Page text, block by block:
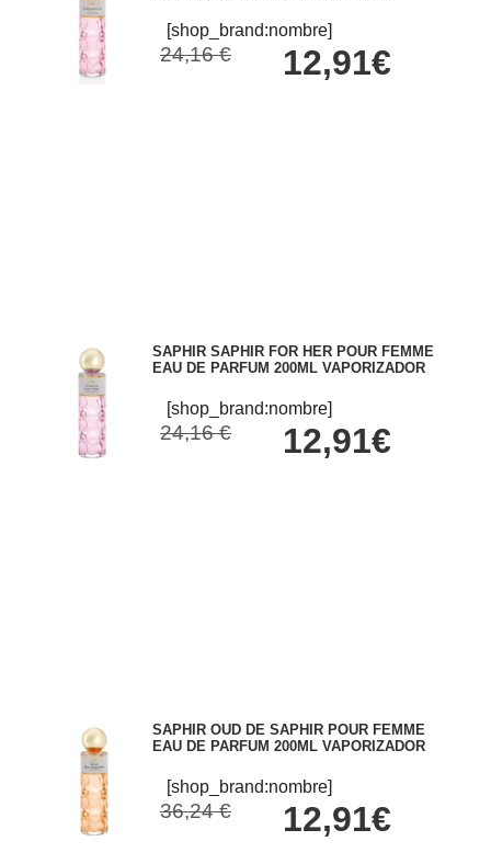
[shop_brand:nombre]
24,16 € 12,91€
SAPHIR SAPHIR FOR HER POUR FEMME
EAU DE PARFUM 200ML VAPORIZADOR
[shop_brand:nombre]
24,16 € 12,91€
SAPHIR OUD DE SAPHIR POUR FEMME
EAU DE PARFUM 200ML VAPORIZADOR
[shop_brand:nombre]
36,24 € 12,91€